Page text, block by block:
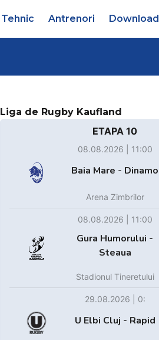
Tehnic Antrenori Download
Liga de Rugby Kaufland
ETAPA 10
08.08.2026 | 11:00
Baia Mare - Dinamo
Arena Zimbrilor
08.08.2026 | 11:00
Gura Humorului -
Steaua
Stadionul Tineretului
29.08.2026 | 0:
U Elbi Cluj - Rapid